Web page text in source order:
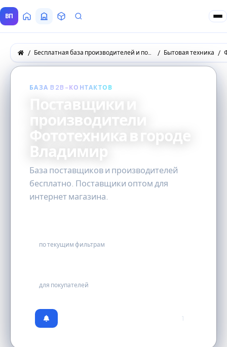
ВП ГлавнаяВсе Поставщики
ТоварыЗапросы покупателей
Бесплатная база производителей и поставщиков товаров оптом Бытовая техника
БАЗА B2B-КОНТАКТОВ
Поставщики и
производители
Фототехника в городе
Владимир
База поставщиков и производителей
бесплатно. Поставщики оптом для
интернет магазина.
по текущим фильтрам
для покупателей
1